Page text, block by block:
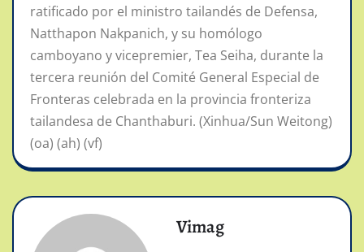
ratificado por el ministro tailandés de Defensa,
Natthapon Nakpanich, y su homólogo
camboyano y vicepremier, Tea Seiha, durante la
tercera reunión del Comité General Especial de
Fronteras celebrada en la provincia fronteriza
tailandesa de Chanthaburi. (Xinhua/Sun Weitong)
(oa) (ah) (vf)
Vimag